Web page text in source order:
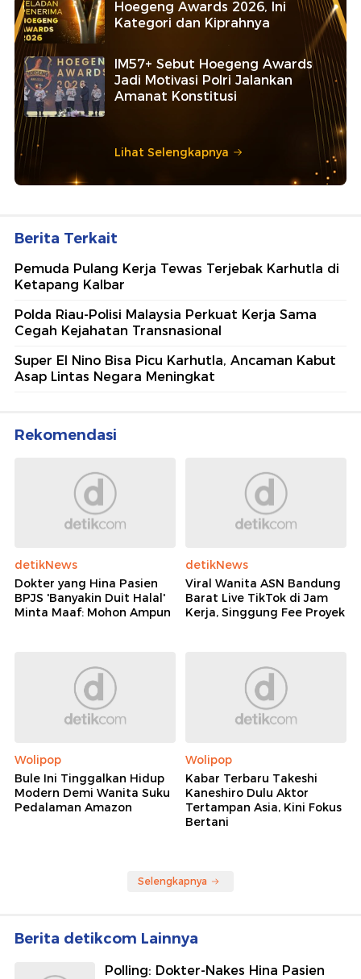
Hoegeng Awards 2026, Ini
Kategori dan Kiprahnya
IM57+ Sebut Hoegeng Awards
Jadi Motivasi Polri Jalankan
Amanat Konstitusi
Lihat Selengkapnya
Berita Terkait
Pemuda Pulang Kerja Tewas Terjebak Karhutla di
Ketapang Kalbar
Polda Riau-Polisi Malaysia Perkuat Kerja Sama
Cegah Kejahatan Transnasional
Super El Nino Bisa Picu Karhutla, Ancaman Kabut
Asap Lintas Negara Meningkat
Rekomendasi
detikNews
Dokter yang Hina Pasien
BPJS 'Banyakin Duit Halal'
Minta Maaf: Mohon Ampun
detikNews
Viral Wanita ASN Bandung
Barat Live TikTok di Jam
Kerja, Singgung Fee Proyek
Wolipop
Bule Ini Tinggalkan Hidup
Modern Demi Wanita Suku
Pedalaman Amazon
Wolipop
Kabar Terbaru Takeshi
Kaneshiro Dulu Aktor
Tertampan Asia, Kini Fokus
Bertani
Selengkapnya
Berita detikcom Lainnya
Polling: Dokter-Nakes Hina Pasien